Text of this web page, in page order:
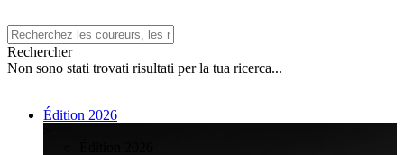
Rechercher
Non sono stati trovati risultati per la tua ricerca...
Édition 2026